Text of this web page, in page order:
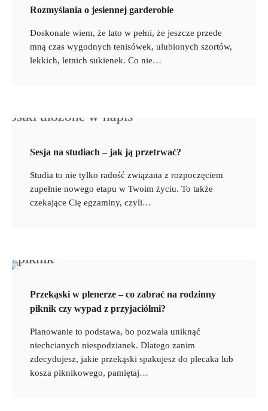
Rozmyślania o jesiennej garderobie
Doskonale wiem, że lato w pełni, że jeszcze przede
mną czas wygodnych tenisówek, ulubionych szortów,
lekkich, letnich sukienek. Co nie…
Sesja na studiach – jak ją przetrwać?
Studia to nie tylko radość związana z rozpoczęciem
zupełnie nowego etapu w Twoim życiu. To także
czekające Cię egzaminy, czyli…
Przekąski w plenerze – co zabrać na rodzinny
piknik czy wypad z przyjaciółmi?
Planowanie to podstawa, bo pozwala uniknąć
niechcianych niespodzianek. Dlatego zanim
zdecydujesz, jakie przekąski spakujesz do plecaka lub
kosza piknikowego, pamiętaj…